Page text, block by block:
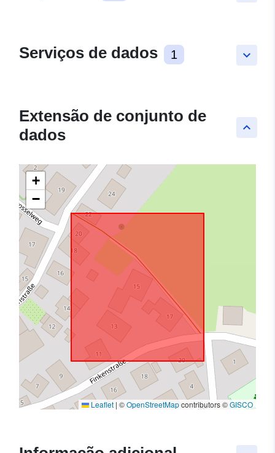
keyboard_arrow_down
Serviços de dados 1
keyboard_arrow_up
Extensão de conjunto de
dados
+
−
Leaflet | ©OpenStreetMapcontributors ©GISCO